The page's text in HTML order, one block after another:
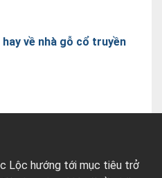
về nhà gỗ cổ truyền
Lộc hướng tới mục tiêu trở